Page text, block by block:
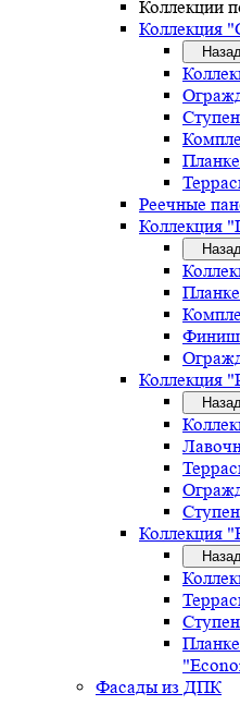
Коллекции
Коллекция
Реечные
Коллекция
Коллекция
Коллекция
Фасады из ДПК